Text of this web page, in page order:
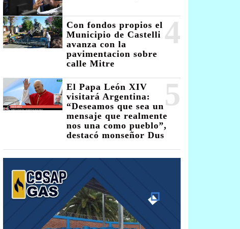
4
Con fondos propios el
Municipio de Castelli
avanza con la
pavimentacion sobre
calle Mitre
5
El Papa León XIV
visitará Argentina:
“Deseamos que sea un
mensaje que realmente
nos una como pueblo”,
destacó monseñor Dus